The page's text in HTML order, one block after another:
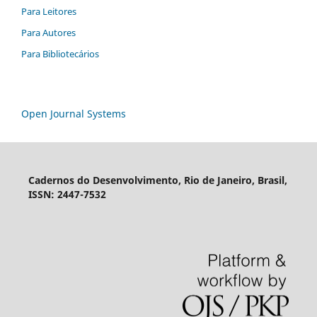
Para Leitores
Para Autores
Para Bibliotecários
Open Journal Systems
Cadernos do Desenvolvimento, Rio de Janeiro, Brasil,
ISSN: 2447-7532